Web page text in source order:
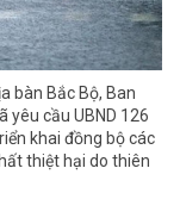
bàn Bắc Bộ, Ban
yêu cầu UBND 126
khai đồng bộ các
thiệt hại do thiên